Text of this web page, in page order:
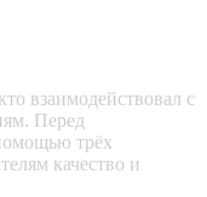
взаимодействовал с
Перед
трёх
качество и